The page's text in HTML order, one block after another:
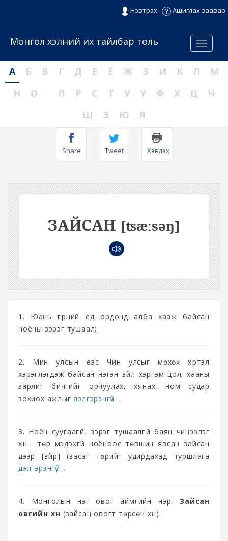
Нэвтрэх Ашиглах заавар
Menu
Монгол хэлний их тайлбар толь
А Б В Г Д Е Ё Ж З И К Л
М
Н
О П Р С Т У Ү Ф Х Ц
Ч
Ш
Э Ю Я
Share Tweet Хэвлэх
ЗАЙСАН [ʦæːsəŋ]
1. Юань гүрний үед ордонд алба хааж байсан
ноёны зэрэг тушаал;
2. Мин улсын үеэс Чин улсыг мөхөх хүртэл
хэрэглэгдэж байсан нэгэн зүйл хэргэм цол; хааны
зарлиг бичгийг орчуулах, хянах, ном судар
зохиох ажлыгдэлгэрэнгүй...
3. Ноён суугаагүй, зэрэг тушаалгүй баян чинээлэг
хүн : төр мэдэхгүй ноёноос төвшин явсан зайсан
дээр [зүйр] (засаг төрийг удирдахад туршлага
дэлгэрэнгүй...
4. Монголын нэг овог аймгийн нэр:
Зайсан
овгийн хүн (зайсан овогт төрсөн хүн).